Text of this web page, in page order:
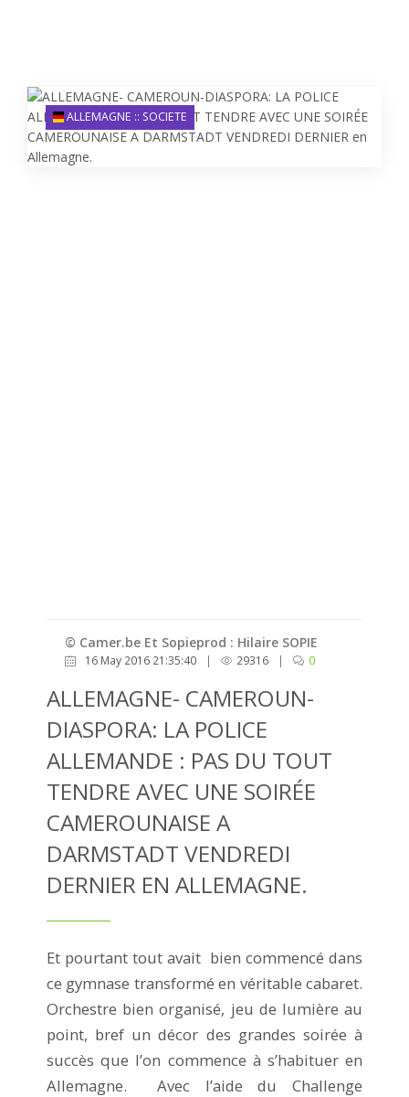
ALLEMAGNE :: SOCIETE
© Camer.be Et Sopieprod : Hilaire SOPIE
16 May 2016 21:35:40 | 29316 | 0
ALLEMAGNE- CAMEROUN-
DIASPORA: LA POLICE
ALLEMANDE : PAS DU TOUT
TENDRE AVEC UNE SOIRÉE
CAMEROUNAISE A
DARMSTADT VENDREDI
DERNIER EN ALLEMAGNE.
Et pourtant tout avait bien commencé dans
ce gymnase transformé en véritable cabaret.
Orchestre bien organisé, jeu de lumière au
point, bref un décor des grandes soirée à
succès que l’on commence à s’habituer en
Allemagne. Avec l’aide du Challenge